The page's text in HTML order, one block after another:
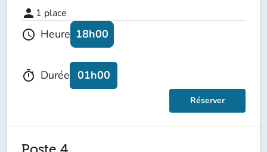
person 1 place
schedule Heure 18h00
timer Durée 01h00
Réserver